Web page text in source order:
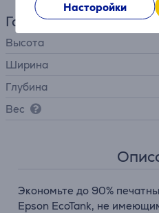
Насторойки
Габариты
Высота
Ширина
Глубина
Вес
Экономьте до 90%
Epson EcoTank, не